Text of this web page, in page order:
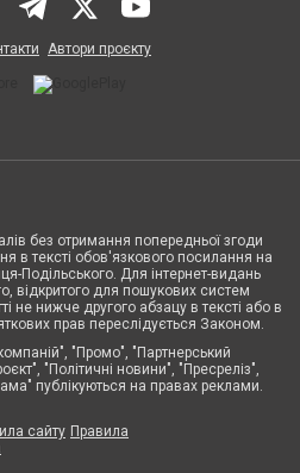
Автори проєкту
без отримання попередньої згоди
в тексті обов'язкового посилання на
Подільського. Для інтернет-видань
відкритого для пошукових систем
не нижче другого абзацу в тексті або в
прав переслідується Законом.
"Промо", "Партнерський
"Політичні новини", "Пресреліз",
публікуються на правах реклами.
сайту Правила